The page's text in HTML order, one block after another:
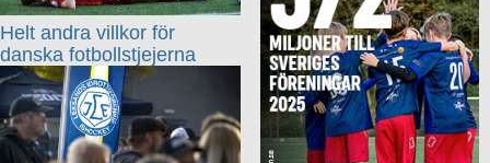
Helt andra villkor för
danska fotbollstjejerna